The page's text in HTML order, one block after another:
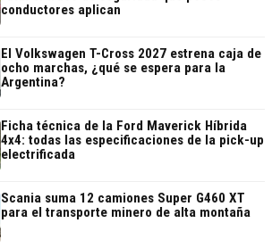
conductores aplican
El Volkswagen T-Cross 2027 estrena caja de
ocho marchas, ¿qué se espera para la
Argentina?
Ficha técnica de la Ford Maverick Híbrida
4x4: todas las especificaciones de la pick-up
electrificada
Scania suma 12 camiones Super G460 XT
para el transporte minero de alta montaña